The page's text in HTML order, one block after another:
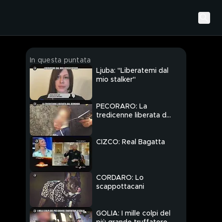
In questa puntata
Ljuba: "Liberatemi dal
mio stalker"
PECORARO: La
tredicenne liberata dal
CIZCO: Real Bagatta
CORDARO: Lo
scappottacani
GOLIA: I mille colpi del